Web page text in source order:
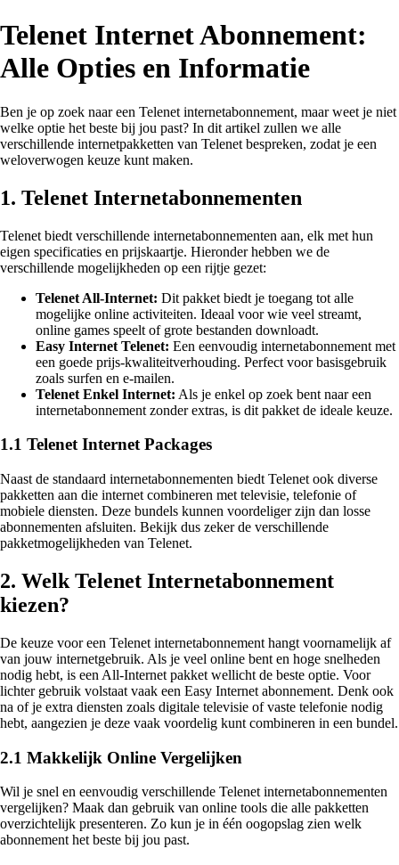
Telenet Internet Abonnement:
Alle Opties en Informatie
Ben je op zoek naar een Telenet internetabonnement, maar weet je niet
welke optie het beste bij jou past? In dit artikel zullen we alle
verschillende internetpakketten van Telenet bespreken, zodat je een
weloverwogen keuze kunt maken.
1. Telenet Internetabonnementen
Telenet biedt verschillende internetabonnementen aan, elk met hun
eigen specificaties en prijskaartje. Hieronder hebben we de
verschillende mogelijkheden op een rijtje gezet:
Telenet All-Internet: Dit pakket biedt je toegang tot alle
mogelijke online activiteiten. Ideaal voor wie veel streamt,
online games speelt of grote bestanden downloadt.
Easy Internet Telenet: Een eenvoudig internetabonnement met
een goede prijs-kwaliteitverhouding. Perfect voor basisgebruik
zoals surfen en e-mailen.
Telenet Enkel Internet: Als je enkel op zoek bent naar een
internetabonnement zonder extras, is dit pakket de ideale keuze.
1.1 Telenet Internet Packages
Naast de standaard internetabonnementen biedt Telenet ook diverse
pakketten aan die internet combineren met televisie, telefonie of
mobiele diensten. Deze bundels kunnen voordeliger zijn dan losse
abonnementen afsluiten. Bekijk dus zeker de verschillende
pakketmogelijkheden van Telenet.
2. Welk Telenet Internetabonnement
kiezen?
De keuze voor een Telenet internetabonnement hangt voornamelijk af
van jouw internetgebruik. Als je veel online bent en hoge snelheden
nodig hebt, is een All-Internet pakket wellicht de beste optie. Voor
lichter gebruik volstaat vaak een Easy Internet abonnement. Denk ook
na of je extra diensten zoals digitale televisie of vaste telefonie nodig
hebt, aangezien je deze vaak voordelig kunt combineren in een bundel.
2.1 Makkelijk Online Vergelijken
Wil je snel en eenvoudig verschillende Telenet internetabonnementen
vergelijken? Maak dan gebruik van online tools die alle pakketten
overzichtelijk presenteren. Zo kun je in één oogopslag zien welk
abonnement het beste bij jou past.